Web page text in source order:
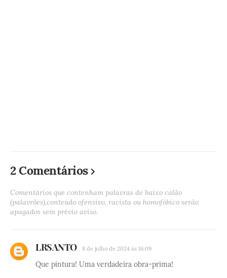
2 Comentários
Comentários que contenham palavras de baixo calão
(palavrões),conteúdo ofensivo, racista ou homofóbico serão
apagados sem prévio aviso.
LRSANTO 8 de julho de 2024 às 16:09
Que pintura! Uma verdadeira obra-prima!